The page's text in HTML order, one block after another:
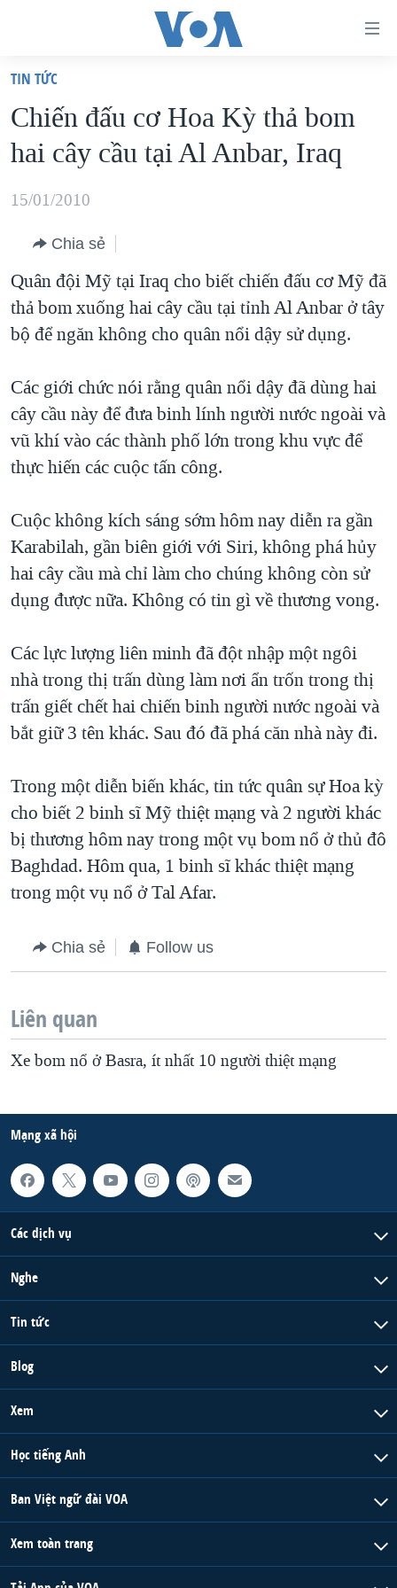
truy
cập
Tới
dung
chính
điều
hướng
chính
tới
"Tìm"
VIỆT NAM
HOA KỲ
BIỂN ĐÔNG
BLOG
DIỄN ĐÀN
MỤC
VẠCH TRẦN TIN GIẢ
NGƯỜI VIỆT HẢI NGOẠI
ĐỜI SỐNG
KHOA HỌC
SỨC KHOẺ
VĂN HOÁ
THỂ THAO
CHUYÊN ĐỀ
CHIẾN TRANH THƯƠNG MẠI CỦA MỸ: QUÁ KHỨ VÀ HIỆN
TẠI
HÀNH TRÌNH BẦU CỬ 2024
MỘT NĂM CHIẾN TRANH TẠI DẢI GAZA
NGÀY TỊ NẠN THẾ GIỚI
TRỊNH VĨNH BÌNH - NGƯỜI HẠ 'BÊN THẮNG CUỘC'
GROUND ZERO – XƯA VÀ NAY
CÁC GIÁ TRỊ CỘNG HÒA Ở VIỆT NAM
THƯỢNG ĐỈNH TRUMP-KIM TẠI VIỆT NAM
TRỊNH VĨNH BÌNH VS. CHÍNH PHỦ VIỆT NAM
BÊN KIA QUỐC LỘ: TIẾNG VỌNG TỪ NÔNG THÔN MỸ
QUAN HỆ VIỆT MỸ
HỌC TIẾNG ANH
VIDEO
NGHE
Ngôn ngữ khác
TIN TỨC
Chiến đấu cơ Hoa Kỳ thả bom
hai cây cầu tại Al Anbar, Iraq
15/01/2010
Chia sẻ
Quân đội Mỹ tại Iraq cho biết chiến đấu cơ Mỹ đã
thả bom xuống hai cây cầu tại tỉnh Al Anbar ở tây
bộ để ngăn không cho quân nổi dậy sử dụng.
Các giới chức nói rằng quân nổi dậy đã dùng hai
cây cầu này để đưa binh lính người nước ngoài và
vũ khí vào các thành phố lớn trong khu vực để
thực hiến các cuộc tấn công.
Cuộc không kích sáng sớm hôm nay diễn ra gần
Karabilah, gần biên giới với Siri, không phá hủy
hai cây cầu mà chỉ làm cho chúng không còn sử
dụng được nữa. Không có tin gì về thương vong.
Các lực lượng liên minh đã đột nhập một ngôi
nhà trong thị trấn dùng làm nơi ẩn trốn trong thị
trấn giết chết hai chiến binh người nước ngoài và
bắt giữ 3 tên khác. Sau đó đã phá căn nhà này đi.
Trong một diễn biến khác, tin tức quân sự Hoa kỳ
cho biết 2 binh sĩ Mỹ thiệt mạng và 2 người khác
bị thương hôm nay trong một vụ bom nổ ở thủ đô
Baghdad. Hôm qua, 1 binh sĩ khác thiệt mạng
trong một vụ nổ ở Tal Afar.
Chia sẻ Follow us
Liên quan
Xe bom nổ ở Basra, ít nhất 10 người thiệt mạng
Mạng xã hội
Các dịch vụ
Nghe
Tin tức
Blog
Xem
Học tiếng Anh
Ban Việt ngữ đài VOA
Xem toàn trang